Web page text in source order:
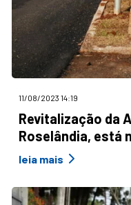
11/08/2023 14:19
Revitalização da
Roselândia, está
leia mais